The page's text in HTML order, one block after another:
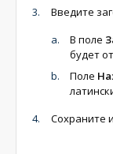
Введите
В поле
будет
Поле
Сохраните